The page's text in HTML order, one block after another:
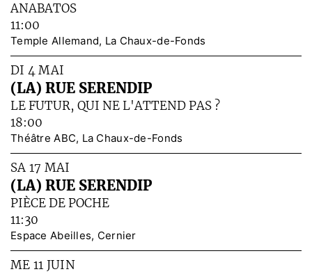
ANABATOS
11:00
Temple Allemand, La Chaux-de-Fonds
DI 4 MAI
(LA) RUE SERENDIP
LE FUTUR, QUI NE L'ATTEND PAS ?
18:00
Théâtre ABC, La Chaux-de-Fonds
SA 17 MAI
(LA) RUE SERENDIP
PIÈCE DE POCHE
11:30
Espace Abeilles, Cernier
ME 11 JUIN